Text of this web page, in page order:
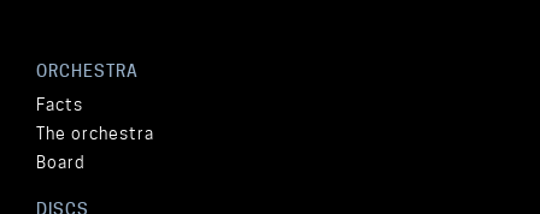
ORCHESTRA
Facts
The orchestra
Board
DISCS